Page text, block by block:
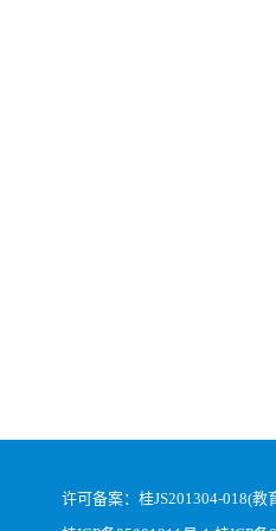
许可备案：桂JS201304-018(教